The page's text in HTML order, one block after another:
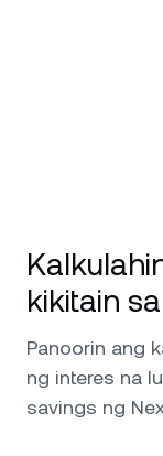
XRP XRP
Solana SOL
EURC
Balita at Mga
kikitain sa
Panoorin ang
ng interes na
savings ng